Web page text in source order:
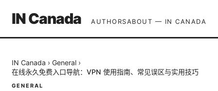
IN Canada AUTHORSABOUT — IN CANADA
IN Canada › General ›
在线永久免费入口导航：VPN 使用指南、常见误区与实用技巧
GENERAL